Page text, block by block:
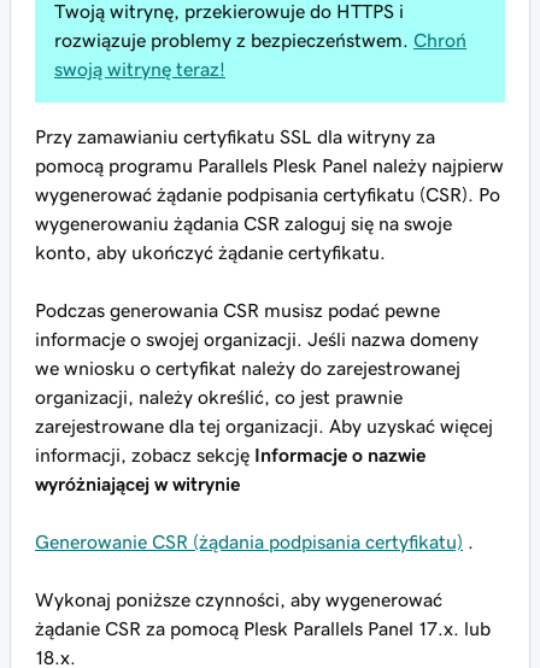
Twoją witrynę, przekierowuje do HTTPS i
rozwiązuje problemy z bezpieczeństwem. Chroń
swoją witrynę teraz!
Przy zamawianiu certyfikatu SSL dla witryny za
pomocą programu Parallels Plesk Panel należy najpierw
wygenerować żądanie podpisania certyfikatu (CSR). Po
wygenerowaniu żądania CSR zaloguj się na swoje
konto, aby ukończyć żądanie certyfikatu.
Podczas generowania CSR musisz podać pewne
informacje o swojej organizacji. Jeśli nazwa domeny
we wniosku o certyfikat należy do zarejestrowanej
organizacji, należy określić, co jest prawnie
zarejestrowane dla tej organizacji. Aby uzyskać więcej
informacji, zobacz sekcję Informacje o nazwie
wyróżniającej w witrynie
Generowanie CSR (żądania podpisania certyfikatu)
Wykonaj poniższe czynności, aby wygenerować
żądanie CSR za pomocą Plesk Parallels Panel 17.x. lub
18.x.